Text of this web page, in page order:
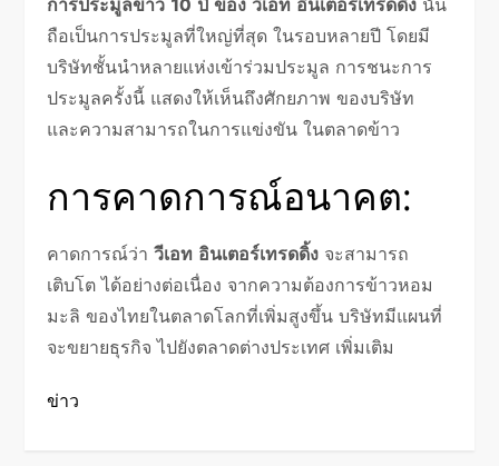
การประมูลข้าว 10 ปี ของ วีเอท อินเตอร์เทรดดิ้ง นั้น
ถือเป็นการประมูลที่ใหญ่ที่สุด ในรอบหลายปี โดยมี
บริษัทชั้นนำหลายแห่งเข้าร่วมประมูล การชนะการ
ประมูลครั้งนี้ แสดงให้เห็นถึงศักยภาพ ของบริษัท
และความสามารถในการแข่งขัน ในตลาดข้าว
การคาดการณ์อนาคต:
คาดการณ์ว่า วีเอท อินเตอร์เทรดดิ้ง จะสามารถ
เติบโต ได้อย่างต่อเนื่อง จากความต้องการข้าวหอม
มะลิ ของไทยในตลาดโลกที่เพิ่มสูงขึ้น บริษัทมีแผนที่
จะขยายธุรกิจ ไปยังตลาดต่างประเทศ เพิ่มเติม
ข่าว